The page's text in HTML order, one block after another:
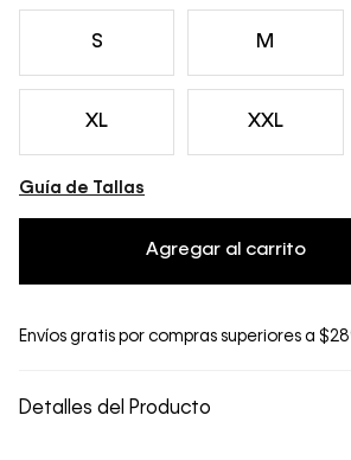
S M
XL XXL
Guía de Tallas
Agregar al carrito
Envíos gratis por compras superiores a
Detalles del Producto